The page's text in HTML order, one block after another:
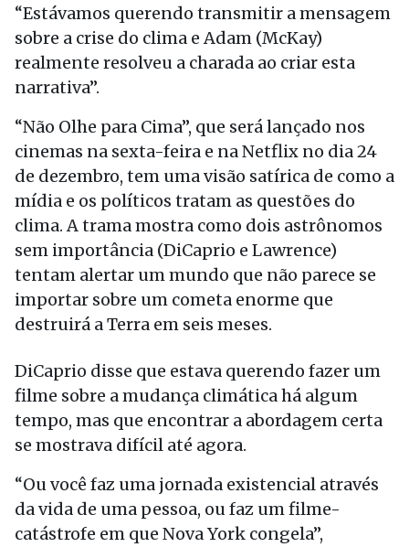
“Estávamos querendo transmitir a mensagem
sobre a crise do clima e Adam (McKay)
realmente resolveu a charada ao criar esta
narrativa”.
“Não Olhe para Cima”, que será lançado nos
cinemas na sexta-feira e na Netflix no dia 24
de dezembro, tem uma visão satírica de como a
mídia e os políticos tratam as questões do
clima. A trama mostra como dois astrônomos
sem importância (DiCaprio e Lawrence)
tentam alertar um mundo que não parece se
importar sobre um cometa enorme que
destruirá a Terra em seis meses.
DiCaprio disse que estava querendo fazer um
filme sobre a mudança climática há algum
tempo, mas que encontrar a abordagem certa
se mostrava difícil até agora.
“Ou você faz uma jornada existencial através
da vida de uma pessoa, ou faz um filme-
catástrofe em que Nova York congela”,